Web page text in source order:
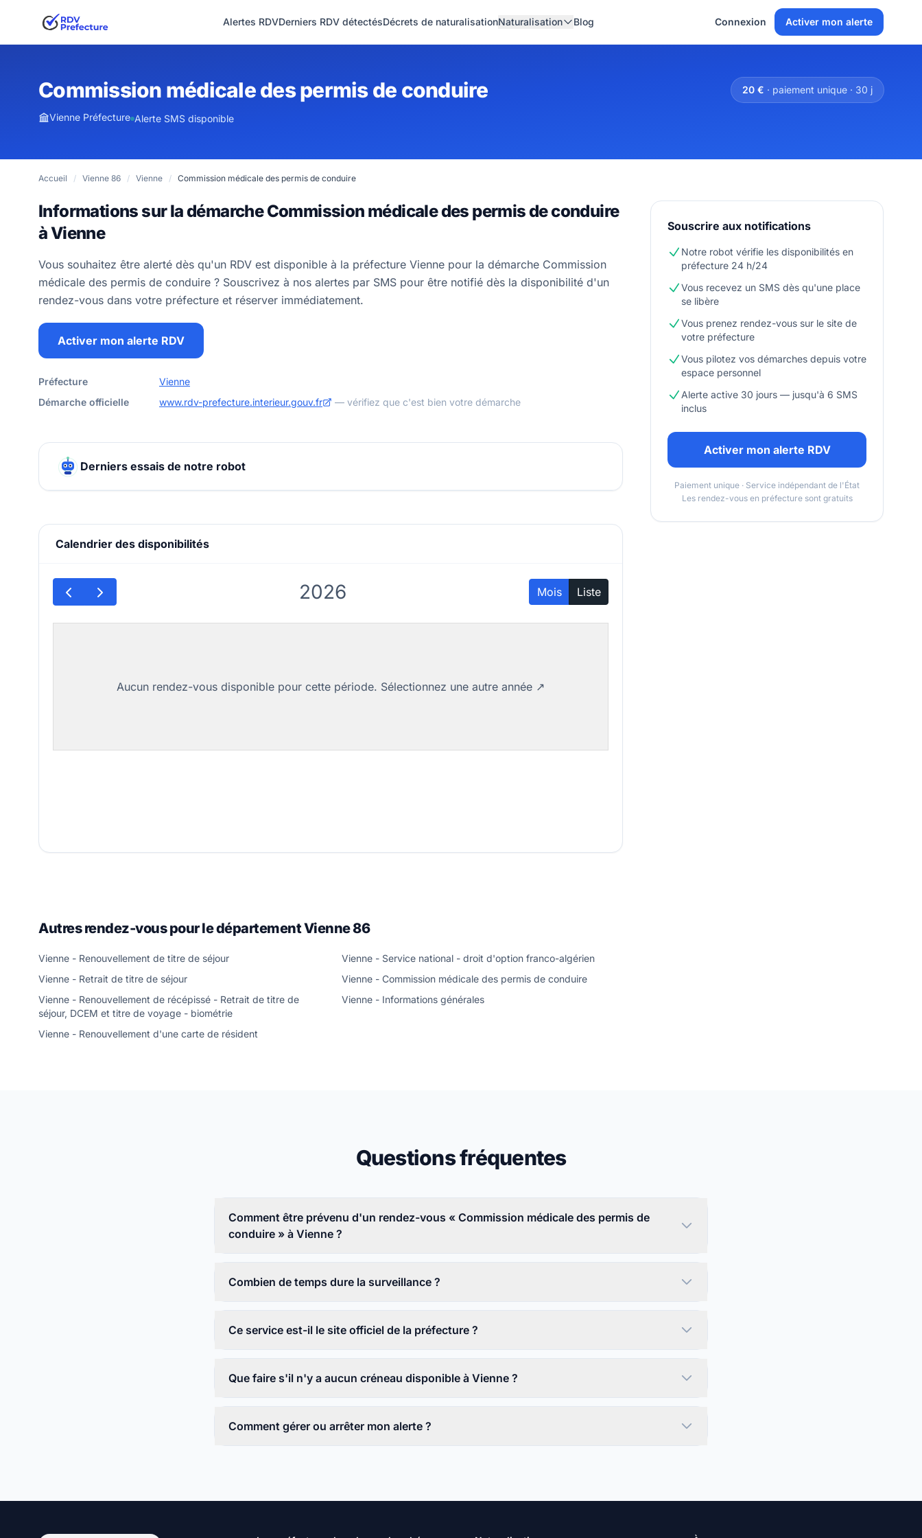
Alertes RDVDerniers RDV détectésDécrets de naturalisationNaturalisation Blog Connexion Activer mon alerte
Commission médicale des permis de conduire
Vienne Préfecture Alerte SMS disponible
20 € · paiement unique · 30 j
Accueil / Vienne 86 / Vienne / Commission médicale des permis de conduire
Informations sur la démarche Commission médicale des permis de conduire
à Vienne
Vous souhaitez être alerté dès qu'un RDV est disponible à la préfecture Vienne pour la démarche Commission
médicale des permis de conduire ? Souscrivez à nos alertes par SMS pour être notifié dès la disponibilité d'un
rendez-vous dans votre préfecture et réserver immédiatement.
Activer mon alerte RDV
Préfecture
Vienne
Démarche officielle
www.rdv-prefecture.interieur.gouv.fr — vérifiez que c'est bien votre démarche
Derniers essais de notre robot
Calendrier des disponibilités
2026 Mois Liste
Autres rendez-vous pour le département Vienne 86
Vienne - Renouvellement de titre de séjour
Vienne - Service national - droit d'option franco-algérien
Vienne - Retrait de titre de séjour
Vienne - Commission médicale des permis de conduire
Vienne - Renouvellement de récépissé - Retrait de titre de
séjour, DCEM et titre de voyage - biométrie
Vienne - Informations générales
Vienne - Renouvellement d'une carte de résident
Souscrire aux notifications
Notre robot vérifie les disponibilités en
préfecture 24 h/24
Vous recevez un SMS dès qu'une place
se libère
Vous prenez rendez-vous sur le site de
votre préfecture
Vous pilotez vos démarches depuis votre
espace personnel
Alerte active 30 jours — jusqu'à 6 SMS
inclus
Activer mon alerte RDV
Paiement unique · Service indépendant de l'État
Les rendez-vous en préfecture sont gratuits
Questions fréquentes
Comment être prévenu d'un rendez-vous « Commission médicale des permis de
conduire » à Vienne ?
Combien de temps dure la surveillance ?
Ce service est-il le site officiel de la préfecture ?
Que faire s'il n'y a aucun créneau disponible à Vienne ?
Comment gérer ou arrêter mon alerte ?